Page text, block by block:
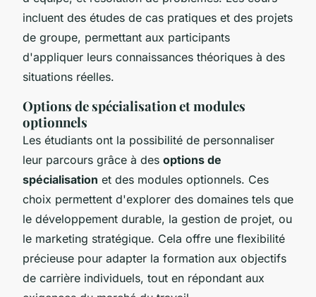
incluent des études de cas pratiques et des projets
de groupe, permettant aux participants
d'appliquer leurs connaissances théoriques à des
situations réelles.
Options de spécialisation et modules
optionnels
Les étudiants ont la possibilité de personnaliser
leur parcours grâce à des options de
spécialisation et des modules optionnels. Ces
choix permettent d'explorer des domaines tels que
le développement durable, la gestion de projet, ou
le marketing stratégique. Cela offre une flexibilité
précieuse pour adapter la formation aux objectifs
de carrière individuels, tout en répondant aux